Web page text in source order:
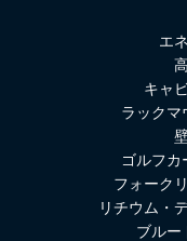
エ
キャ
ラックマ
ゴルフカ
フォーク
リチウム・
ブルー